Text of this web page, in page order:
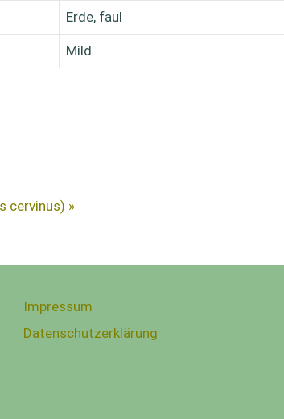
Erde, faul
Mild
cervinus) »
Impressum
Datenschutzerklärung